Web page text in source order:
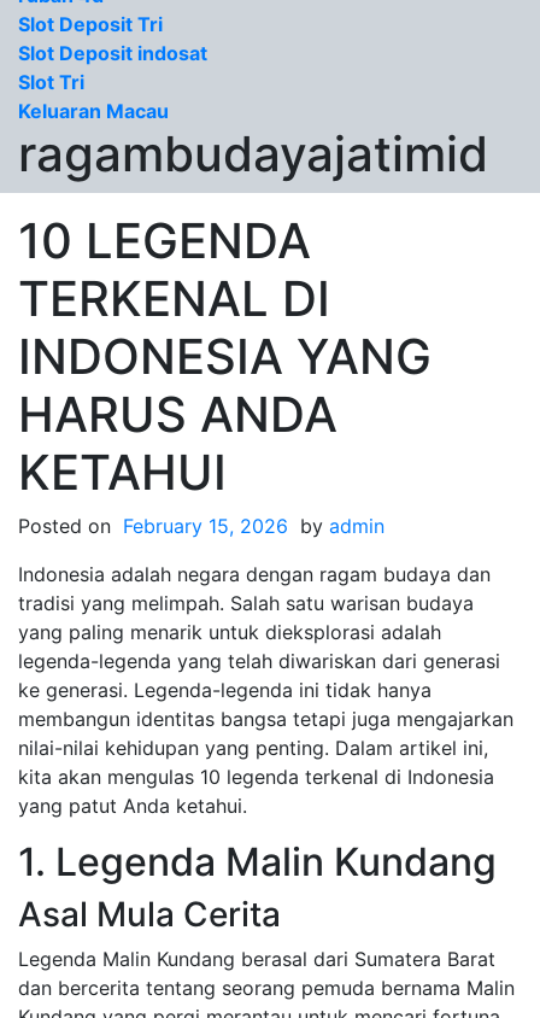
Slot Deposit Tri
Slot Deposit indosat
Slot Tri
Keluaran Macau
ragambudayajatimid
10 LEGENDA
TERKENAL DI
INDONESIA YANG
HARUS ANDA
KETAHUI
Posted on February 15, 2026 by admin
Indonesia adalah negara dengan ragam budaya dan
tradisi yang melimpah. Salah satu warisan budaya
yang paling menarik untuk dieksplorasi adalah
legenda-legenda yang telah diwariskan dari generasi
ke generasi. Legenda-legenda ini tidak hanya
membangun identitas bangsa tetapi juga mengajarkan
nilai-nilai kehidupan yang penting. Dalam artikel ini,
kita akan mengulas 10 legenda terkenal di Indonesia
yang patut Anda ketahui.
1. Legenda Malin Kundang
Asal Mula Cerita
Legenda Malin Kundang berasal dari Sumatera Barat
dan bercerita tentang seorang pemuda bernama Malin